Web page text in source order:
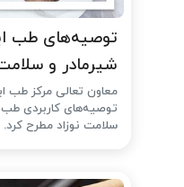
توصیه‌های طب
شیرمادر و سلامت
معاون تعالی مرکز طب
توصیه‌های کاربردی طب
سلامت نوزاد مطرح کرد.